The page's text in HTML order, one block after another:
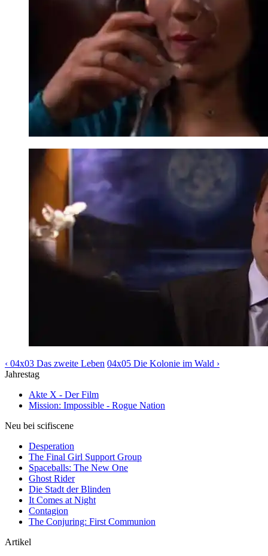
‹ 04x03 Das zweite Leben 04x05 Die Kolonie im Wald ›
Jahrestag
Akte X - Der Film
Mission: Impossible - Rogue Nation
Neu bei scifiscene
Desperation
The Final Girl Support Group
Spaceballs: The New One
Ghost Rider
Die Stadt der Blinden
It Comes at Night
Contagion
The Conjuring: First Communion
Artikel